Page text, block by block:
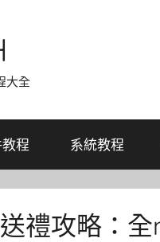
大全
程 系統教程
禮攻略：